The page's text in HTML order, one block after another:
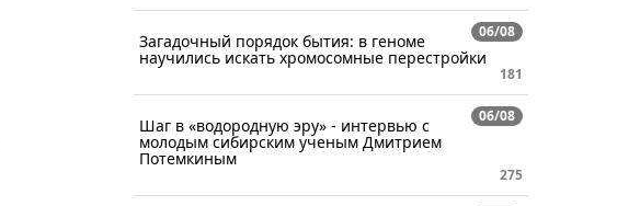
06/08
Загадочный порядок бытия: в геноме
научились искать хромосомные перестройки
181
06/08
Шаг в «водородную эру» - интервью с
молодым сибирским ученым Дмитрием
Потемкиным
275